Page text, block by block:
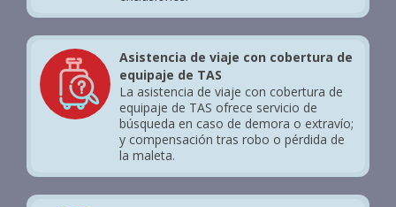
Asistencia de viaje con cobertura de
equipaje de TAS
La asistencia de viaje con cobertura de
equipaje de TAS ofrece servicio de
búsqueda en caso de demora o extravío;
y compensación tras robo o pérdida de
la maleta.